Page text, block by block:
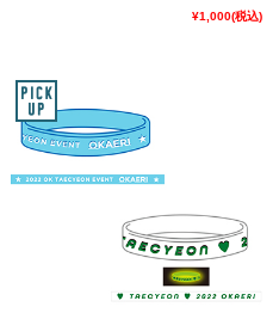
¥1,000(税込)